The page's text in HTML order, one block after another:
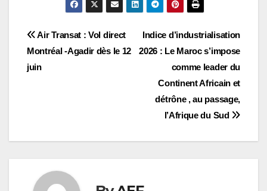
Navigation
de
Indice d’industrialisation
2026 : Le Maroc s’impose
comme leader du
Continent Africain et
détrône , au passage,
l’Afrique du Sud
Air Transat : Vol direct
Montréal -Agadir dès le 12
juin